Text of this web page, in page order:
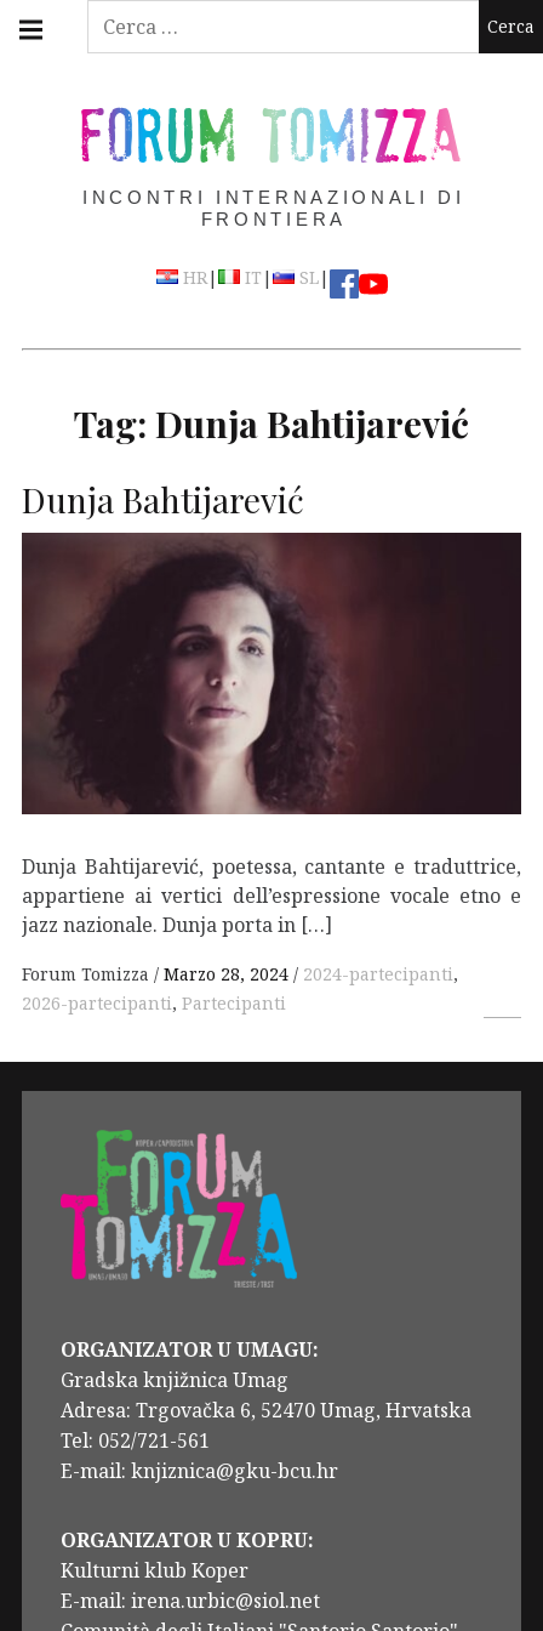
Ricerca
Skip
FORUM TOMIZZA
INCONTRI INTERNAZIONALI DI
FRONTIERA
HR| IT | SL|
navigation
Tag: Dunja Bahtijarević
Dunja Bahtijarević
Dunja Bahtijarević, poetessa, cantante e traduttrice,
appartiene ai vertici dell’espressione vocale etno e
jazz nazionale. Dunja porta in […]
Forum Tomizza Marzo 28, 2024 2024-partecipanti,
2026-partecipanti, Partecipanti
ORGANIZATOR U UMAGU:
Gradska knjižnica Umag
Adresa: Trgovačka 6, 52470 Umag, Hrvatska
Tel: 052/721-561
E-mail: knjiznica@gku-bcu.hr
ORGANIZATOR U KOPRU:
Kulturni klub Koper
E-mail: irena.urbic@siol.net